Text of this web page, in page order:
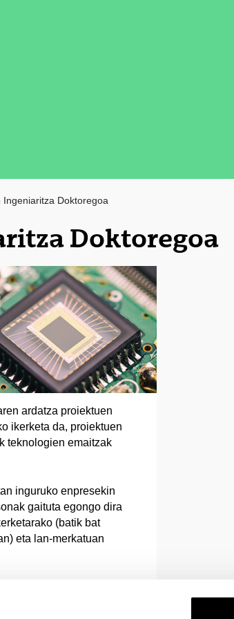
Ingeniaritza Doktoregoa
Doktoregoa
ardatza proiektuen
ikerketa da, proiektuen
teknologien emaitzak
inguruko enpresekin
gaituta egongo dira
(batik bat
eta lan-merkatuan